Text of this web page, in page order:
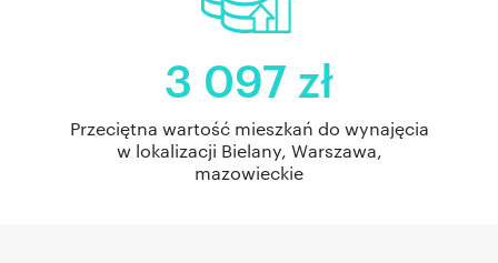
3 097 zł
Przeciętna wartość mieszkań do wynajęcia
w lokalizacji Bielany, Warszawa,
mazowieckie